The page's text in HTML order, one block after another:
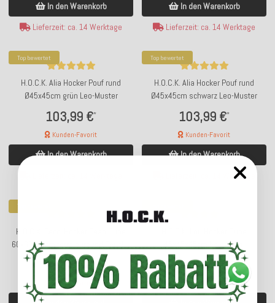
In den Warenkorb
Lieferzeit: ca. 14 Werktage
In den Warenkorb
Lieferzeit: ca. 14 Werktage
Top bewertet
H.O.C.K. Alia Hocker Pouf rund
Ø45x45cm grün Leo-Muster
103,99 €*
Kunden-Favorit
In den Warenkorb
Top bewertet
H.O.C.K. Alia Hocker Pouf rund
Ø45x45cm schwarz Leo-Muster
103,99 €*
Kunden-Favorit
In den Warenkorb
Lieferzeit: ca. 14 Werktage
Top bewertet
H.O.C.K. Becci Hocker Bean Cube
60x60x40cm terra burgund Bouclé-
Struktur
116,99 €*
Kunden-Favorit
45x45x45cm beige ecru
116,99 €*
Kunden-Favorit